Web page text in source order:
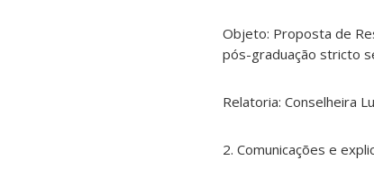
Objeto: Proposta de
pós-graduação stricto
Relatoria: Conselheira
2. Comunicações e